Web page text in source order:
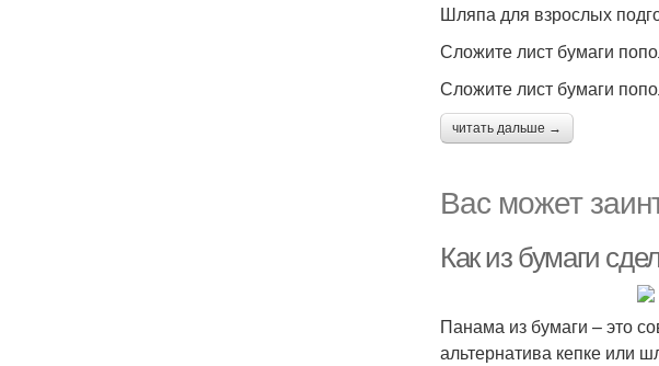
Шляпа для взрослых
Сложите лист бумаги
Сложите лист бумаги
читать дальше →
Вас может
Как из бумаги
Панама из бумаги – это
альтернатива кепке или